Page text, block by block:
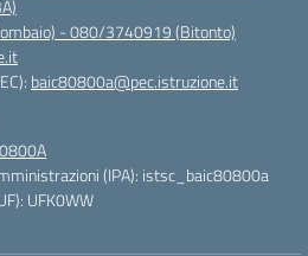
- 080/3740919 (Bitonto)
baic80800a@pec.istruzione.it
(IPA): istsc_baic80800a
UFK0WW